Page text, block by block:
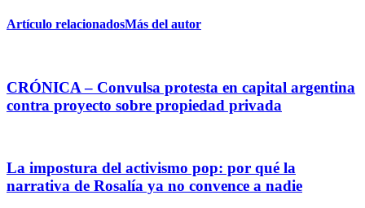
Artículo relacionadosMás del autor
CRÓNICA – Convulsa protesta en capital argentina
contra proyecto sobre propiedad privada
La impostura del activismo pop: por qué la
narrativa de Rosalía ya no convence a nadie